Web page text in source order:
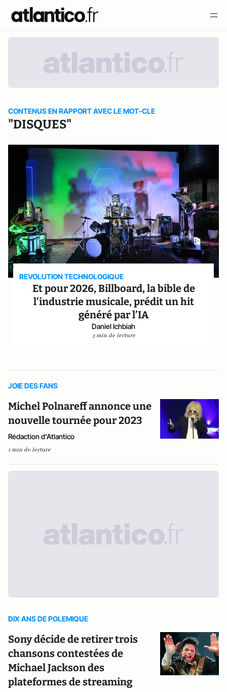
CONTENUS EN RAPPORT AVEC LE MOT-CLE
"DISQUES"
REVOLUTION TECHNOLOGIQUE
Et pour 2026, Billboard, la bible de
l’industrie musicale, prédit un hit
généré par l’IA
Daniel Ichbiah
3 min de lecture
JOIE DES FANS
Michel Polnareff annonce une
nouvelle tournée pour 2023
Rédaction d'Atlantico
1 min de lecture
DIX ANS DE POLEMIQUE
Sony décide de retirer trois
chansons contestées de
Michael Jackson des
plateformes de streaming